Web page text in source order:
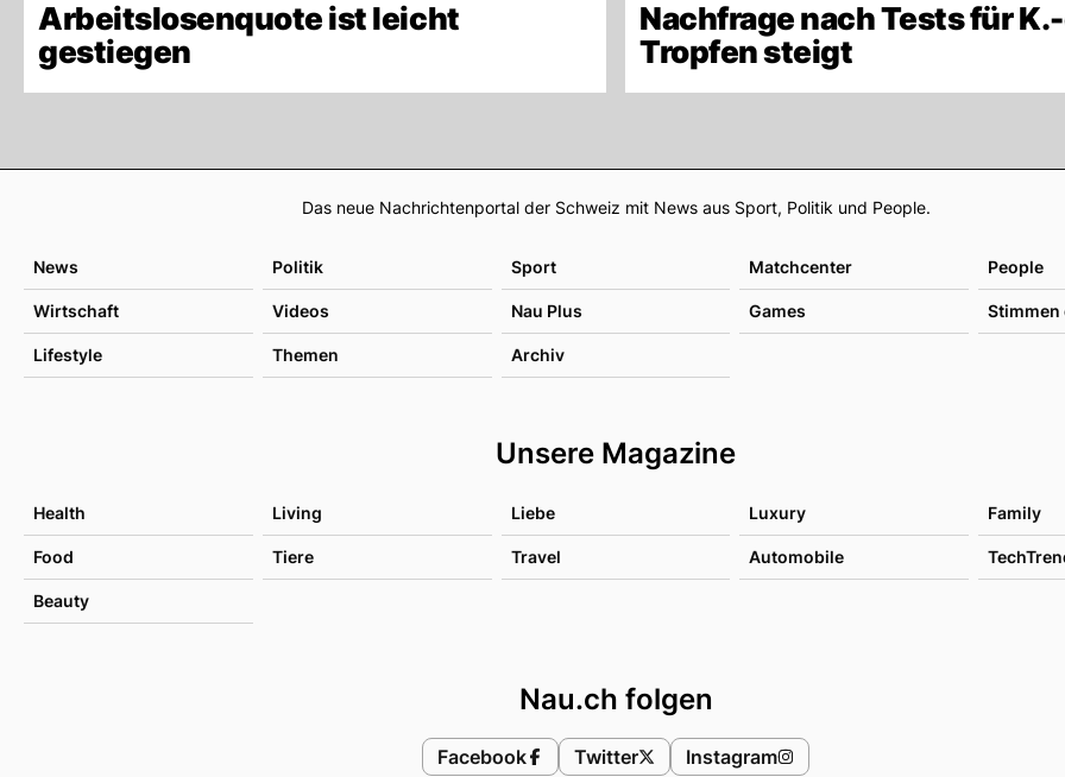
Arbeitslosenquote ist leicht
gestiegen
Nachfrage nach Tests für
Tropfen steigt
Footer
Das neue Nachrichtenportal der Schweiz mit News aus Sport, Politik und People.
News Politik Sport Matchcenter People
Wirtschaft Videos Nau Plus Games Stimmen
Lifestyle Themen Archiv
Unsere Magazine
Health Living Liebe Luxury Family
Food Tiere Travel Automobile
Beauty
Nau.ch folgen
Facebook Twitter Instagram